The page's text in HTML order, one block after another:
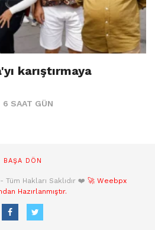
karıştırmaya
6 SAAT GÜN
BAŞA DÖN
Hakları Saklıdır ❤️ 🚀 Weebpx
Hazırlanmıştır.